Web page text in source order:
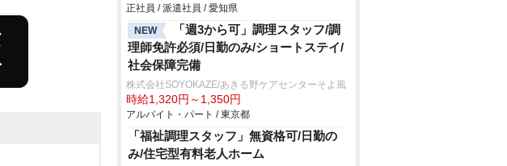
正社員 / 派遣社員 / 愛知県
NEW
「週3から可」調理スタッフ/調
理師免許必須/日勤のみ/ショートステイ/
社会保障完備
株式会社SOYOKAZE/あきる野ケアセンターそよ風
時給1,320円～1,350円
アルバイト・パート / 東京都
「福祉調理スタッフ」無資格可/日勤の
み/住宅型有料老人ホーム